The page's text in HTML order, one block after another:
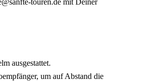
touren.de mit Deiner
ausgestattet.
um auf Abstand die